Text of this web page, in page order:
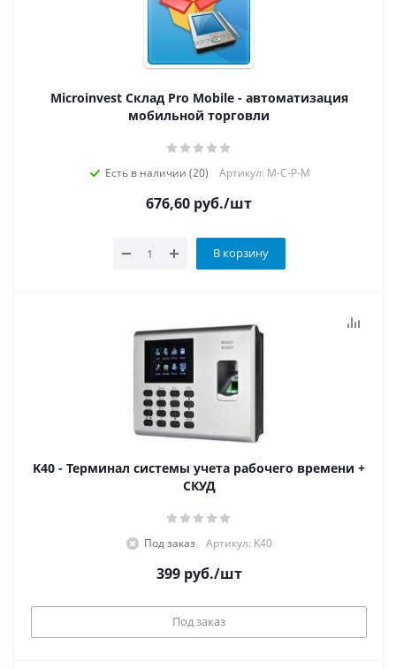
Microinvest Склад Pro Mobile - автоматизация
мобильной торговли
Есть в наличии (20) Артикул: M-C-P-M
676,60 руб./шт
В корзину
K40 - Терминал системы учета рабочего времени +
СКУД
Под заказ Артикул: K40
399руб./шт
Под заказ